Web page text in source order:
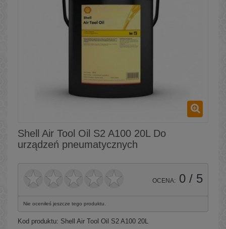
Shell Air Tool Oil S2 A100 20L Do
urządzeń pneumatycznych
OCENA: 0 / 5
Nie oceniłeś jeszcze tego produktu.
Kod produktu: Shell Air Tool Oil S2 A100 20L